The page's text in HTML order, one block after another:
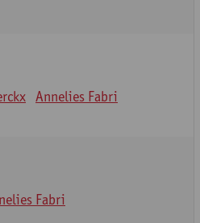
Annelies Fabri
Fabri